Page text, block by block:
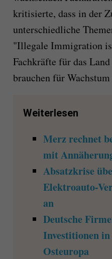
kritisierte, dass in der
unterschiedliche
"Illegale Immigration
Fachkräfte für das
brauchen für
Weiterlesen
Merz rechnet
mit
Absatzkrise
Elektroauto-
an
Deutsche
Investitionen
Osteuropa